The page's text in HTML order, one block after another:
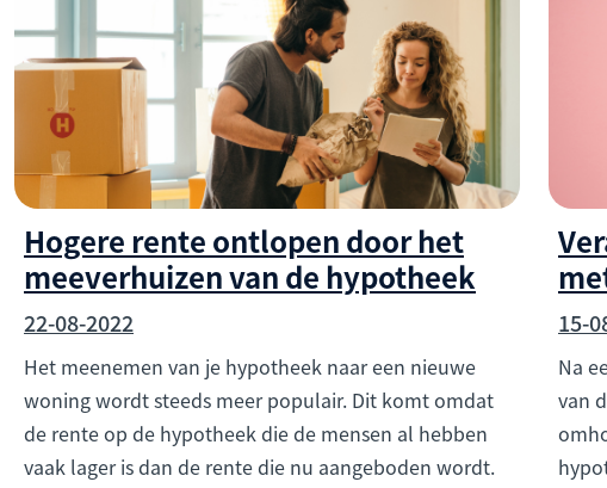
Hogere rente ontlopen door het
meeverhuizen van de hypotheek
22-08-2022
Het meenemen van je hypotheek naar een nieuwe
woning wordt steeds meer populair. Dit komt omdat
de rente op de hypotheek die de mensen al hebben
vaak lager is dan de rente die nu aangeboden wordt.
15-
Na
van